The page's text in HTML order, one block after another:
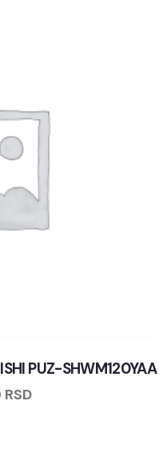
PUZ-SHWM120YAA
RSD